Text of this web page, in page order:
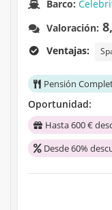
Barco:
Valoración:
Ventajas:
Pensión
Oportunidad:
Hasta 600 €
Desde 60%